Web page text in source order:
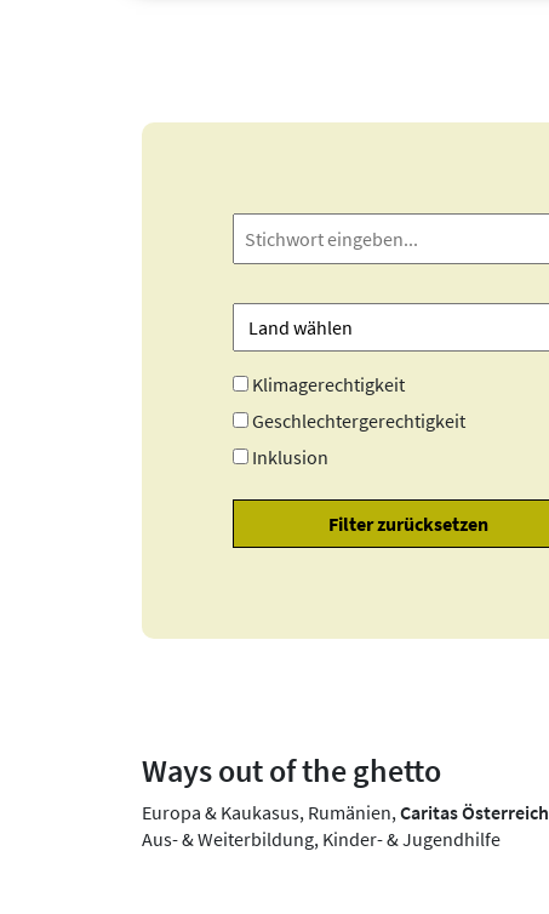
Klimagerechtigkeit
Geschlechtergerechtigkeit
Inklusion
Ways out of the ghetto
Europa & Kaukasus, Rumänien,Caritas Österreich
Aus- & Weiterbildung, Kinder- & Jugendhilfe